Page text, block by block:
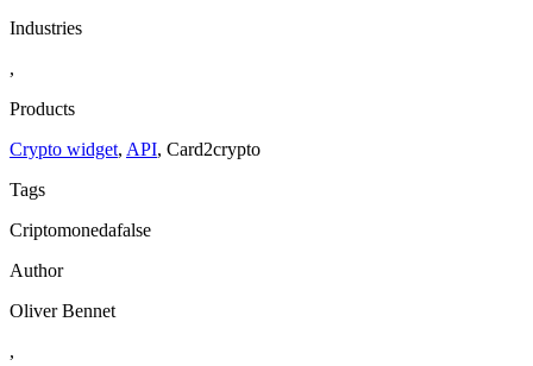
Industries
,
Products
Crypto widget, API, Сard2crypto
Tags
Criptomonedafalse
Author
Oliver Bennet
,